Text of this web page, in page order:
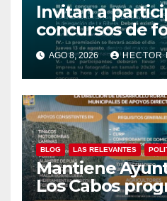
Invitan a
concursos de
canto y pintura
Tradicionales
AGO 8, 2026 HECTOR
BLOG LAS RELEVANTES
Mantiene
Los Cabos